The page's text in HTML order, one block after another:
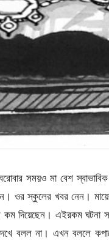
সময়ও মা বেশ
ওর স্কুলের খবর নেন।
দিয়েছেন। এইরকম ঘটনা
বলল না। এখন বললে